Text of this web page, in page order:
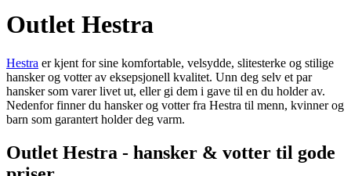
Outlet Hestra
Hestra er kjent for sine komfortable, velsydde, slitesterke og stilige
hansker og votter av eksepsjonell kvalitet. Unn deg selv et par
hansker som varer livet ut, eller gi dem i gave til en du holder av.
Nedenfor finner du hansker og votter fra Hestra til menn, kvinner og
barn som garantert holder deg varm.
Outlet Hestra - hansker & votter til gode